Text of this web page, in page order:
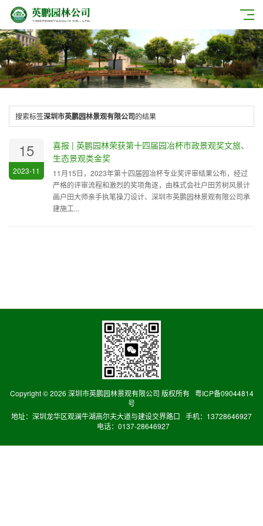
搜索标签深圳市英鹏园林景观有限公司的结果
15
2023-11
喜报 | 英鹏园林荣获第十四届园冶杯市政景观奖文旅、
生态景观类金奖
11月15日，2023年第十四届园冶杯专业奖评审结果公布，经过
严格的评审流程和激烈的奖项角逐，由株式会社户田芳树风景计
画户田大师亲手执笔操刀设计、深圳市英鹏园林景观有限公司承
建施工...
Copyright ©2026 深圳市英鹏园林景观有限公司 版权所有 粤ICP备09044814
号
地址：深圳龙华区观澜牛湖高尔夫大道与建设交界路口 手机：13728646927
电话：0137-28646927